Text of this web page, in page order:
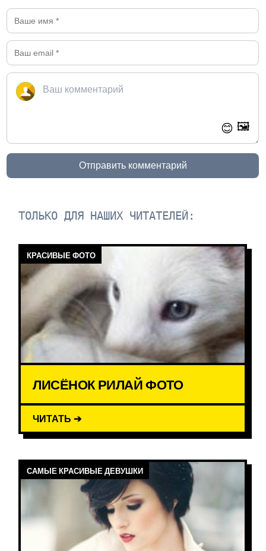
😊 🖼️
Отправить комментарий
ТОЛЬКО ДЛЯ НАШИХ ЧИТАТЕЛЕЙ:
КРАСИВЫЕ ФОТО
ЛИСЁНОК РИЛАЙ ФОТО
ЧИТАТЬ ➔
САМЫЕ КРАСИВЫЕ ДЕВУШКИ